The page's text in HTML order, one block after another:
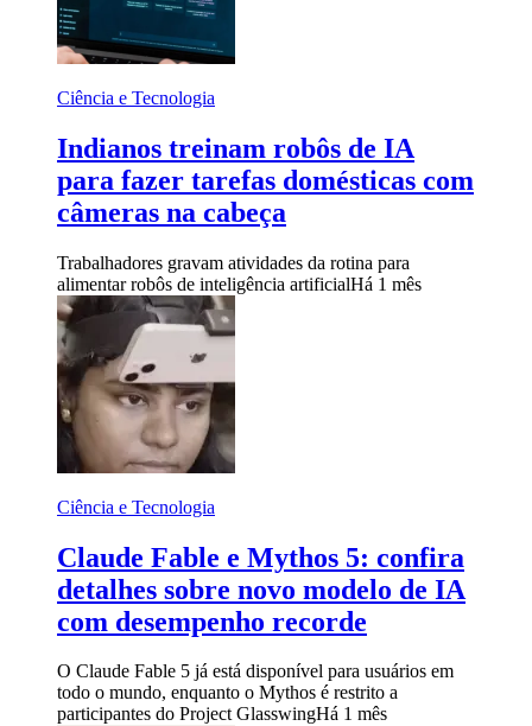
Ciência e Tecnologia
Indianos treinam robôs de IA
para fazer tarefas domésticas com
câmeras na cabeça
Trabalhadores gravam atividades da rotina para
alimentar robôs de inteligência artificialHá 1 mês
Ciência e Tecnologia
Claude Fable e Mythos 5: confira
detalhes sobre novo modelo de IA
com desempenho recorde
O Claude Fable 5 já está disponível para usuários em
todo o mundo, enquanto o Mythos é restrito a
participantes do Project GlasswingHá 1 mês